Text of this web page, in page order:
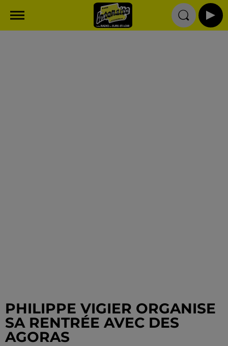
PHILIPPE VIGIER ORGANISE
SA RENTRÉE AVEC DES
AGORAS